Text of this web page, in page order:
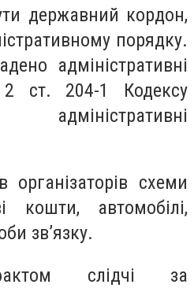
державний кордон,
порядку.
адміністративні
ст. 204-1 Кодексу
схеми
кошти, автомобілі,
звʼязку.
слідчі за